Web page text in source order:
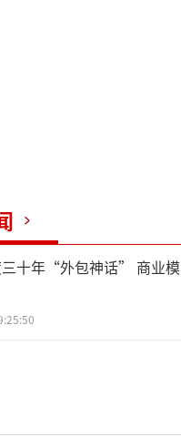
三十年“外包神话” 商业模